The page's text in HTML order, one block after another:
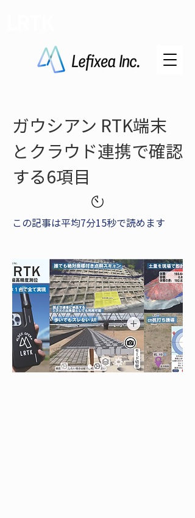
ガウシアン RTK端末
とクラウド連携で確認
する6項目
この記事は平均7分15秒で読めます